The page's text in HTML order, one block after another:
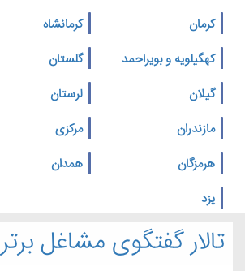
کرمان
کرمانشاه
کهگیلویه و بویراحمد
گلستان
گیلان
لرستان
مازندران
مرکزی
هرمزگان
همدان
یزد
تالار گفتگوی مشاغل برتر